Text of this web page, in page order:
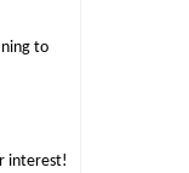
to
interest!